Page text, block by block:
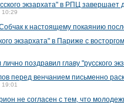
экзархата" в РПЦ
10:29
к настоящему покаянию
экзархата" в Париже с
поздравил главу "русского
перед венчанием письменно
19:01
не согласен с тем, что